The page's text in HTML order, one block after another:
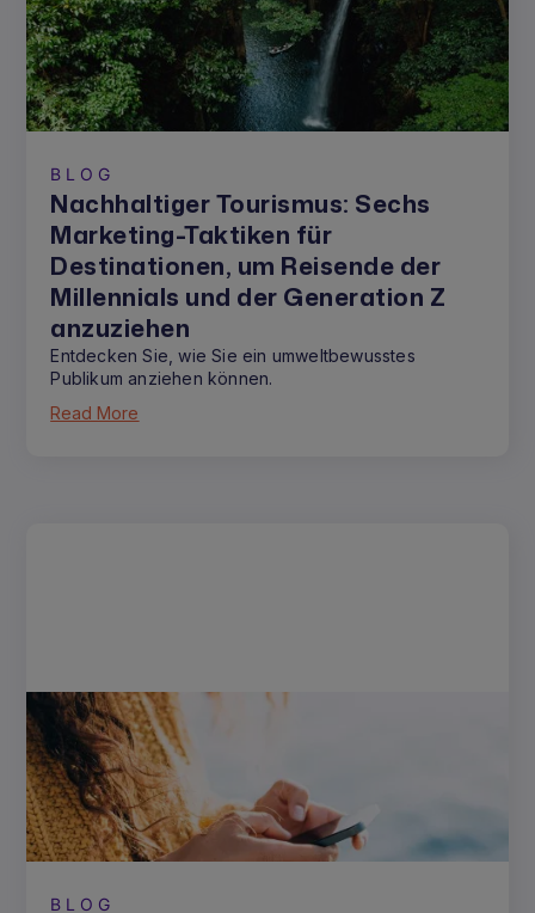
BLOG
Nachhaltiger Tourismus: Sechs
Marketing-Taktiken für
Destinationen, um Reisende der
Millennials und der Generation Z
anzuziehen
Entdecken Sie, wie Sie ein umweltbewusstes
Publikum anziehen können.
Read More
BLOG